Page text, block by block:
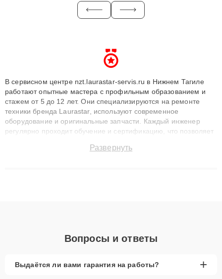
В сервисном центре nzt.laurastar-servis.ru в Нижнем Тагиле
работают опытные мастера с профильным образованием и
стажем от 5 до 12 лет. Они специализируются на ремонте
техники бренда Laurastar, используют современное
оборудование и оригинальные запчасти. Каждый инженер
регулярно проходит обучение и сертификацию, что позволяет
технику с сохранением гарантии до 3 лет. Наши мастера
Развернуть
Вопросы и ответы
Выдаётся ли вами гарантия на работы? +